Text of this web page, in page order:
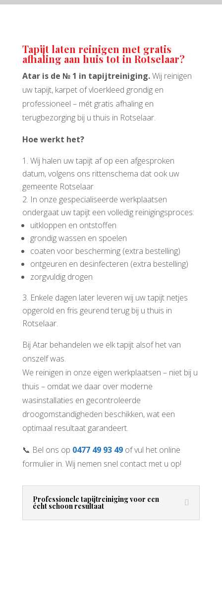
Tapijt laten reinigen met gratis
afhaling aan huis tot in Rotselaar?
Atar is de № 1 in tapijtreiniging.Wij reinigen
uw tapijt, karpet of vloerkleed grondig en
professioneel – mét gratis afhaling en
terugbezorging bij u thuis in Rotselaar.
Hoe werkt het?
Wij halen uw tapijt af op een afgesproken
datum, volgens ons rittenschema dat ook uw
gemeente Rotselaar
In onze gespecialiseerde werkplaatsen
ondergaat uw tapijt een volledig reinigingsproces:
uitkloppen en ontstoffen
grondig wassen en spoelen
coaten voor bescherming (extra bestelling)
ontgeuren en desinfecteren (extra bestelling)
zorgvuldig drogen
Enkele dagen later leveren wij uw tapijt netjes
opgerold en fris geurend terug bij u thuis in
Rotselaar.
Bij Atar behandelen we elk tapijt alsof het van
onszelf was.
We reinigen in onze eigen werkplaatsen – niet bij u
thuis – omdat we daar over moderne
wasinstallaties en gecontroleerde
droogomstandigheden beschikken, wat een
optimaal resultaat garandeert.
📞 Bel ons op 0477 49 93 49of vul het online
formulier in. Wij nemen snel contact met u op!
Professionele tapijtreiniging voor een
écht schoon resultaat